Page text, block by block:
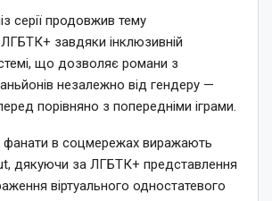
серії продовжив тему
завдяки інклюзивній
що дозволяє романи з
незалежно від гендеру —
порівняно з попередніми іграми.
фанати в соцмережах виражають
дякуючи за ЛГБТК+ представлення
віртуального одностатевого